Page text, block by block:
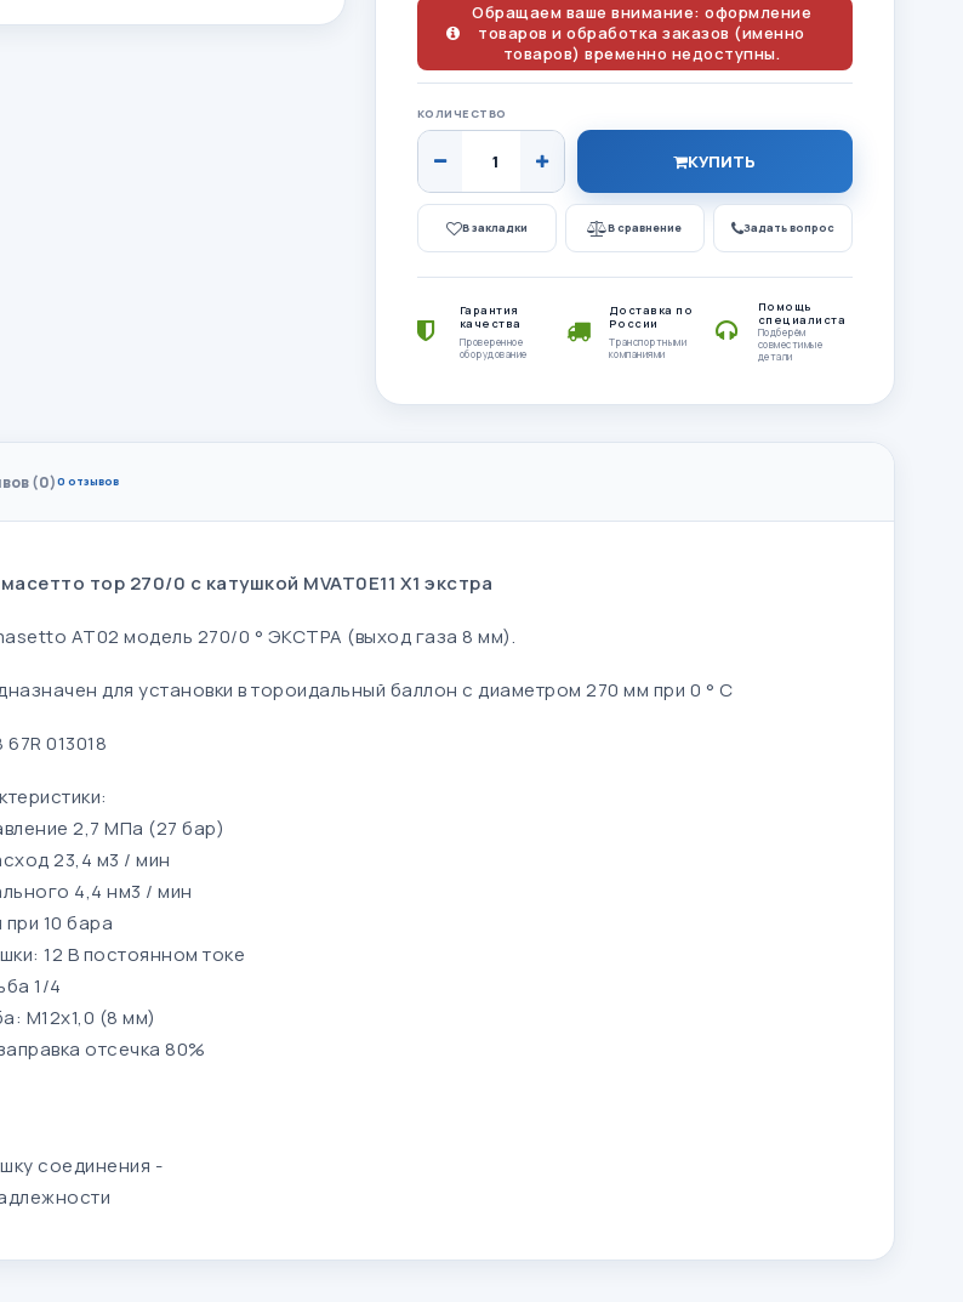
Обращаем ваше внимание: оформление
товаров и обработка заказов (именно
товаров) временно недоступны.
КОЛИЧЕСТВО
КУПИТЬ
В закладки В сравнение Задать вопрос
Гарантия
качества
Проверенное
оборудование
Доставка по
России
Транспортными
компаниями
Помощь
специалиста
Подберём
совместимые
детали
(0)0 отзывов
тор 270/0 с катушкой MVAT0E11 X1 экстра
AT02 модель 270/0 ° ЭКСТРА (выход газа 8 мм).
для установки в тороидальный баллон с диаметром 270 мм при 0 ° С
013018
2,7 МПа (27 бар)
23,4 м3 / мин
4,4 нм3 / мин
10 бара
12 В постоянном токе
1/4
M12x1,0 (8 мм)
отсечка 80%
соединения -